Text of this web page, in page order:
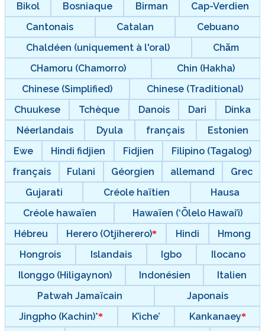
Bikol
Bosniaque Birman
Cap-Verdien
Cantonais
Catalan
Cebuano
Chaldéen (uniquement à l'oral)
Chăm
CHamoru (Chamorro)
Chin (Hakha)
Chinese (Simplified)
Chinese (Traditional)
Chuukese
Tchèque Danois Dari
Dinka
Néerlandais
Dyula français
Estonien
Ewe
Hindi fidjien Fidjien
Filipino (Tagalog)
français
Fulani Géorgien allemand
Grec
Gujarati
Créole haïtien
Hausa
Créole hawaïen
Hawaïen (‘Ōlelo Hawai’i)
Hébreu
Herero (Otjiherero) Hindi
Hmong
Hongrois
Islandais Igbo
Ilocano
Ilonggo (Hiligaynon)
Indonésien
Italien
Patwah Jamaïcain
Japonais
Jingpho (Kachin)*
K’iche’
Kankanaey